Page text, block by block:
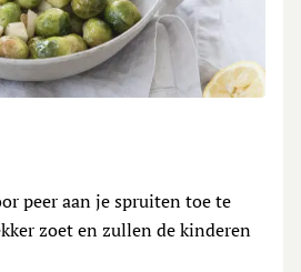
peer aan je spruiten toe te
zoet en zullen de kinderen